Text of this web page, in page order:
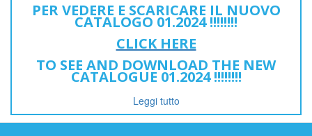
PER VEDERE E SCARICARE IL NUOVO
CATALOGO 01.2024 !!!!!!!!
CLICK HERE
TO SEE AND DOWNLOAD THE NEW
CATALOGUE 01.2024 !!!!!!!!
Leggi tutto